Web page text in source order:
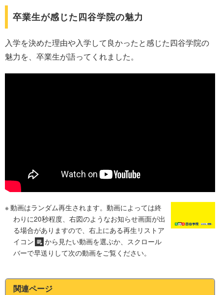
卒業生が感じた四谷学院の魅力
入学を決めた理由や入学して良かったと感じた四谷学院の
魅力を、卒業生が語ってくれました。
動画はランダム再生されます。動画によっては終
わりに20秒程度、右図のようなお知らせ画面が出
る場合がありますので、右上にある再生リストア
イコン
から見たい動画を選ぶか、スクロール
バーで早送りして次の動画をご覧ください。
関連ページ